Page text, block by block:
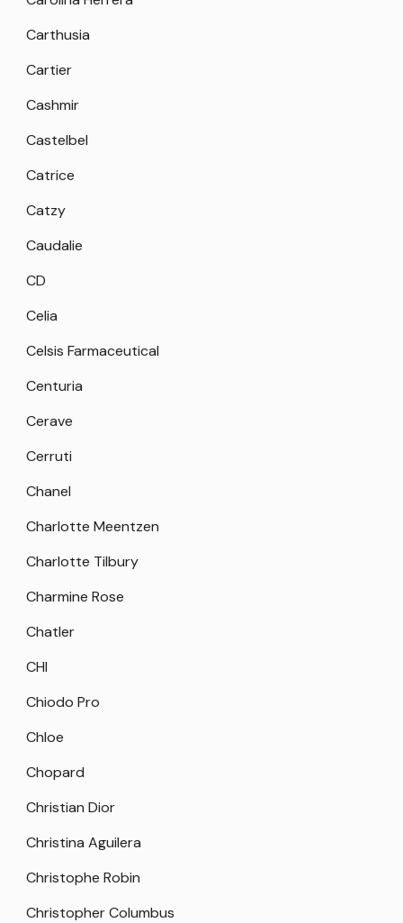
Carthusia
Cartier
Cashmir
Castelbel
Catrice
Catzy
Caudalie
CD
Celia
Celsis Farmaceutical
Centuria
Cerave
Cerruti
Chanel
Charlotte Meentzen
Charlotte Tilbury
Charmine Rose
Chatler
CHI
Chiodo Pro
Chloe
Chopard
Christian Dior
Christina Aguilera
Christophe Robin
Christopher Columbus